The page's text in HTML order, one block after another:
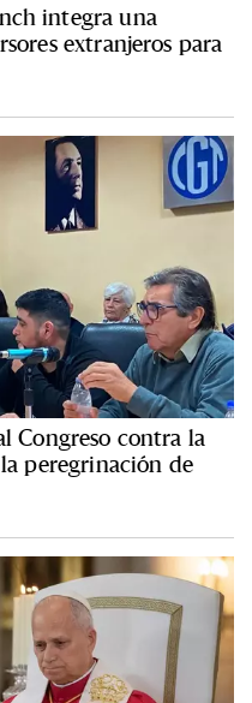
integra una
extranjeros para
Congreso contra la
peregrinación de